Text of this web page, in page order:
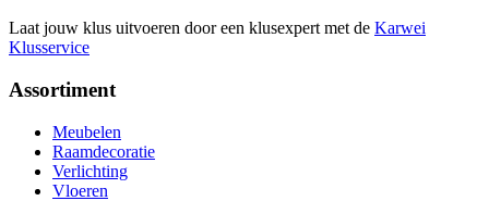
Laat jouw klus uitvoeren door een klusexpert met de Karwei
Klusservice
Assortiment
Meubelen
Raamdecoratie
Verlichting
Vloeren